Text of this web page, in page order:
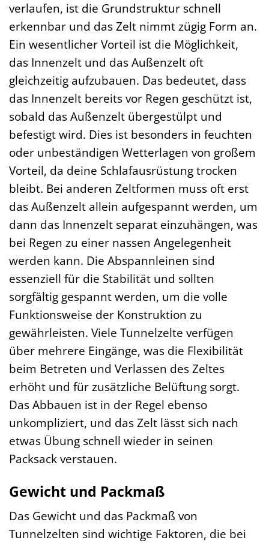
verlaufen, ist die Grundstruktur schnell
erkennbar und das Zelt nimmt zügig Form an.
Ein wesentlicher Vorteil ist die Möglichkeit,
das Innenzelt und das Außenzelt oft
gleichzeitig aufzubauen. Das bedeutet, dass
das Innenzelt bereits vor Regen geschützt ist,
sobald das Außenzelt übergestülpt und
befestigt wird. Dies ist besonders in feuchten
oder unbeständigen Wetterlagen von großem
Vorteil, da deine Schlafausrüstung trocken
bleibt. Bei anderen Zeltformen muss oft erst
das Außenzelt allein aufgespannt werden, um
dann das Innenzelt separat einzuhängen, was
bei Regen zu einer nassen Angelegenheit
werden kann. Die Abspannleinen sind
essenziell für die Stabilität und sollten
sorgfältig gespannt werden, um die volle
Funktionsweise der Konstruktion zu
gewährleisten. Viele Tunnelzelte verfügen
über mehrere Eingänge, was die Flexibilität
beim Betreten und Verlassen des Zeltes
erhöht und für zusätzliche Belüftung sorgt.
Das Abbauen ist in der Regel ebenso
unkompliziert, und das Zelt lässt sich nach
etwas Übung schnell wieder in seinen
Packsack verstauen.
Gewicht und Packmaß
Das Gewicht und das Packmaß von
Tunnelzelten sind wichtige Faktoren, die bei